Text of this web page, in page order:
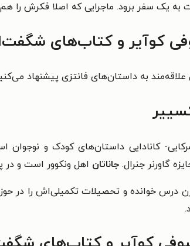
به یک سفر برود. ماجرایی که اصلا فکرش را
کوآیر و کتاب‌های
علاقه‌مند به داستان‌های فانتزی پیشنهاد
کانادایی داستان‌های کودک و
گاورنر جنرال. جاناتان اهل ونکوور است و در
درس خوانده و تحصیلات تکمیلی‌اش را در